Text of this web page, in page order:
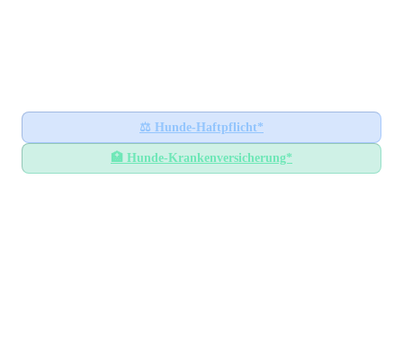
⚖️ Hunde-Haftpflicht*
🏥 Hunde-Krankenversicherung*